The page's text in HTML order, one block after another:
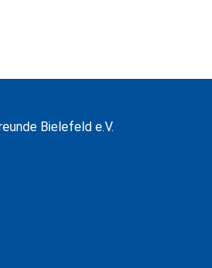
Bielefeld e.V.